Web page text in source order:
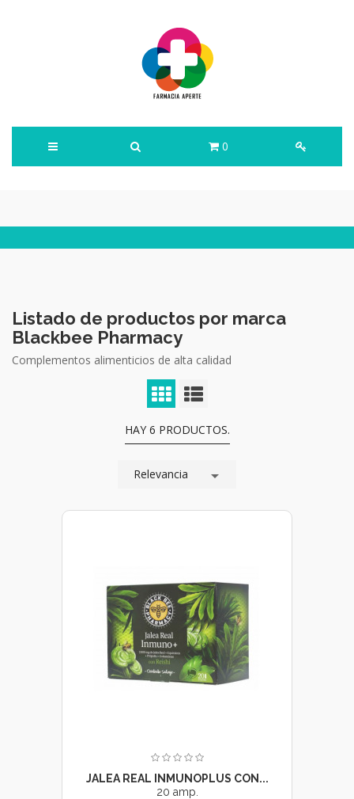
0
Listado de productos por marca
Blackbee Pharmacy
Complementos alimenticios de alta calidad
HAY 6 PRODUCTOS.
Relevancia 
JALEA REAL INMUNOPLUS CON...
20 amp.